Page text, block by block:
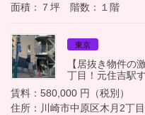
面積：７坪 階数：１階
東京
【居抜き物件の
丁目！元住吉駅
賃料：580,000 円（税別）
住所：川崎市中原区木月2丁目